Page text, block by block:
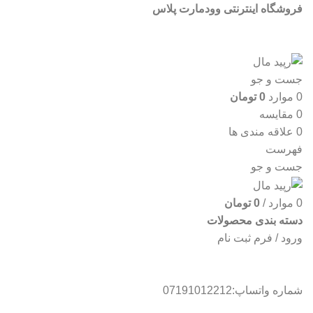
فروشگاه اینترنتی وودمارت پلاس
جست و جو
0 موارد 0 تومان
0 مقایسه
0 علاقه مندی ها
فهرست
جست و جو
0 موارد /
0 تومان
دسته بندی محصولات
ورود / فرم ثبت نام
شماره واتساپ:07191012212